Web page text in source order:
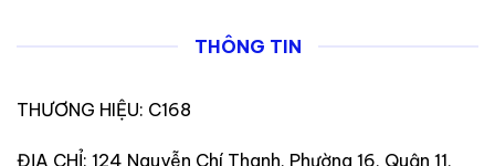
THÔNG TIN
THƯƠNG HIỆU: C168
ĐỊA CHỈ: 124 Nguyễn Chí Thanh, Phường 16, Quận 11,